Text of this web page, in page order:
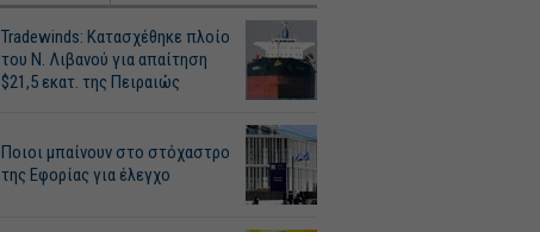
Tradewinds: Κατασχέθηκε πλοίο
του Ν. Λιβανού για απαίτηση
$21,5 εκατ. της Πειραιώς
Ποιοι μπαίνουν στο στόχαστρο
της Εφορίας για έλεγχο